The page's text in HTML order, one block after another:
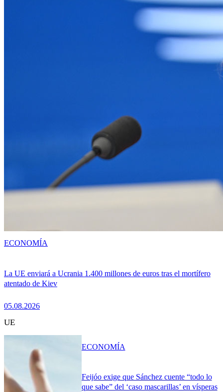
La UE enviará a Ucrania 1.400 millones de euros tras el mortífero
atentado de Kiev
05.08.2026
ECONOMÍA
UE
Feijóo exige que Sánchez cuente “todo lo
que sabe” del ‘caso mascarillas’ en vísperas
ECONOMÍA